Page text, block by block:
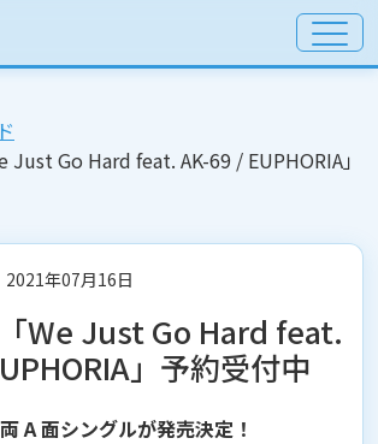
Just Go Hard feat. AK-69 / EUPHORIA」
2021年07月16日
We Just Go Hard feat.
」予約受付中
A 面シングルが発売決定！